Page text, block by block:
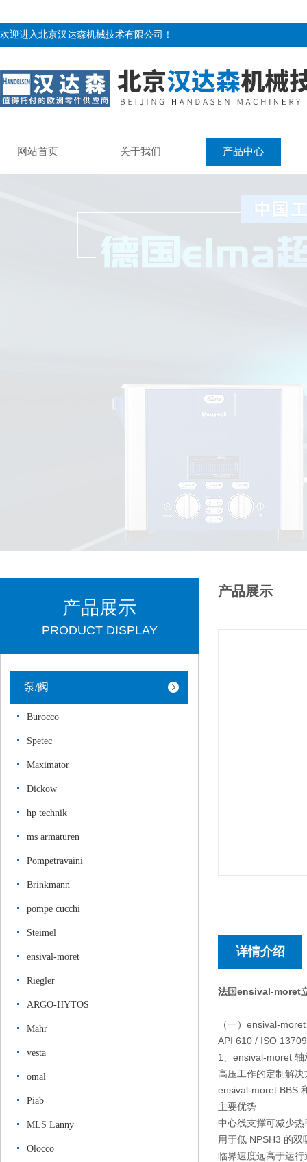
欢迎进入北京汉达森机械技术有限公司！
网站首页 关于我们 产品中心
产品展示
PRODUCT DISPLAY
泵/阀
Burocco
Spetec
Maximator
Dickow
hp technik
ms armaturen
Pompetravaini
Brinkmann
pompe cucchi
Steimel
ensival-moret
Riegler
ARGO-HYTOS
Mahr
vesta
omal
Piab
MLS Lanny
Olocco
产品展示
详情介绍
法国ensival-moret
（一）ensival-
API 610 / ISO
1、ensival-moret
高压工作的定制解决
ensival-moret BBS
主要优势
中心线支撑可减少热
用于低 NPSH3 的双
临界速度远高于运